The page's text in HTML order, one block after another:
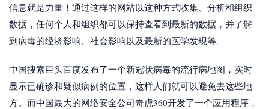
信息就是力量！通过这样的网站以这种方式收集、分析和组织
数据，任何个人和组织都可以保持查看到最新的数据，并了解
到病毒的经济影响、社会影响以及最新的医学发现等。
中国搜索巨头百度发布了一个新冠状病毒的流行病地图，实时
显示已确诊和疑似病例的位置，这样人们就可以避免去这些地
方。而中国最大的网络安全公司奇虎360开发了一个应用程序，